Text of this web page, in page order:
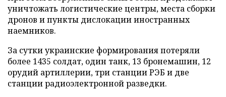
уничтожать логистические центры, места сборки
дронов и пункты дислокации иностранных
наемников.
За сутки украинские формирования потеряли
более 1435 солдат, один танк, 13 бронемашин, 12
орудий артиллерии, три станции РЭБ и две
станции радиоэлектронной разведки.